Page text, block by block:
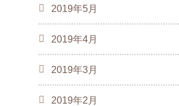
2019年5月
2019年4月
2019年3月
2019年2月